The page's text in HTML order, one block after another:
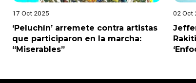
17 Oct 2025
‘Peluchín’ arremete contra artistas
que participaron en la marcha:
“Miserables”
02 Oct